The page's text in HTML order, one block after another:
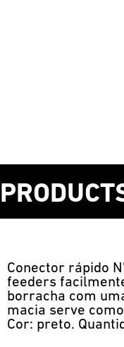
Conector rápido
feeders
borracha com
macia serve
Cor: preto.